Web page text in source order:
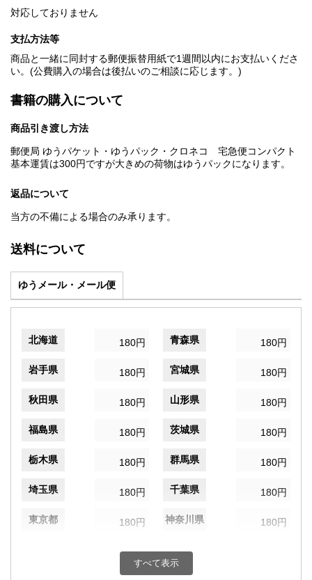
対応しておりません
支払方法等
商品と一緒に同封する郵便振替用紙で1週間以内にお支払いくださ
い。(公費購入の場合は後払いのご相談に応じます。)
書籍の購入について
商品引き渡し方法
郵便局 ゆうパケット・ゆうパック・クロネコ 宅急便コンパクト
基本運賃は300円ですが大きめの荷物はゆうパックになります。
返品について
当方の不備による場合のみ承ります。
送料について
ゆうメール・メール便
北海道 180円 青森県 180円
岩手県 180円 宮城県 180円
秋田県 180円 山形県 180円
福島県 180円 茨城県 180円
栃木県 180円 群馬県 180円
埼玉県 180円 千葉県 180円
東京都 180円 神奈川県 180円
180円 富山県
すべて表示